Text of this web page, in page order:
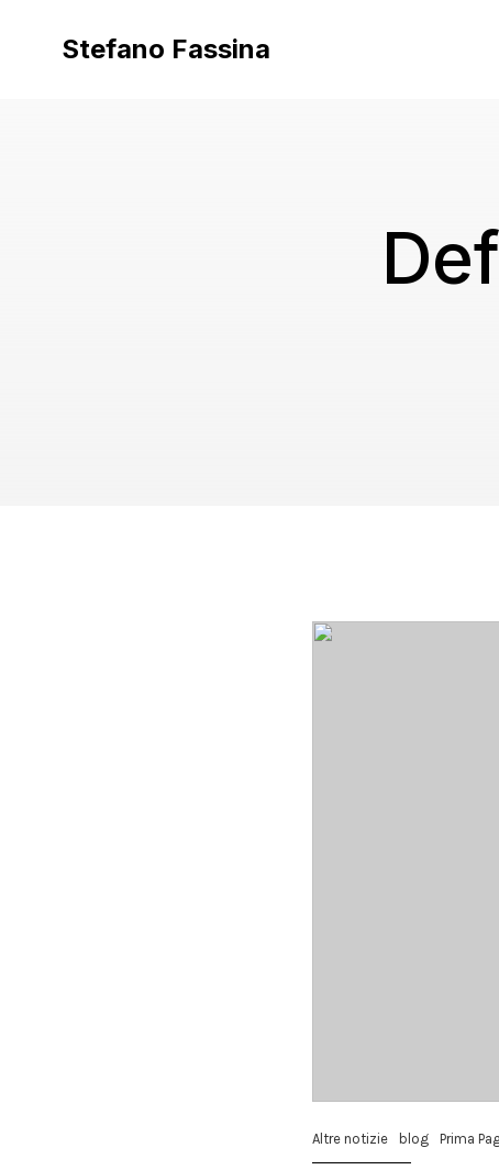
contenutoStefano Fassina
Altre notizie blog Prima